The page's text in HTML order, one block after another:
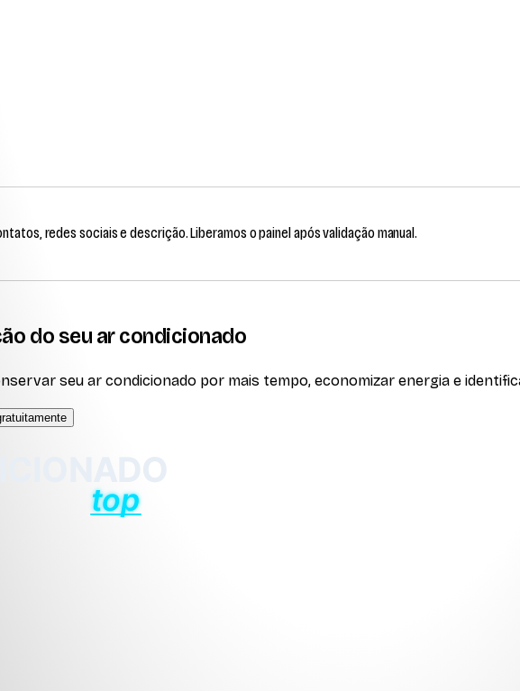
redes sociais e descrição. Liberamos o painel após validação manual.
do seu ar condicionado
seu ar condicionado por mais tempo, economizar energia e